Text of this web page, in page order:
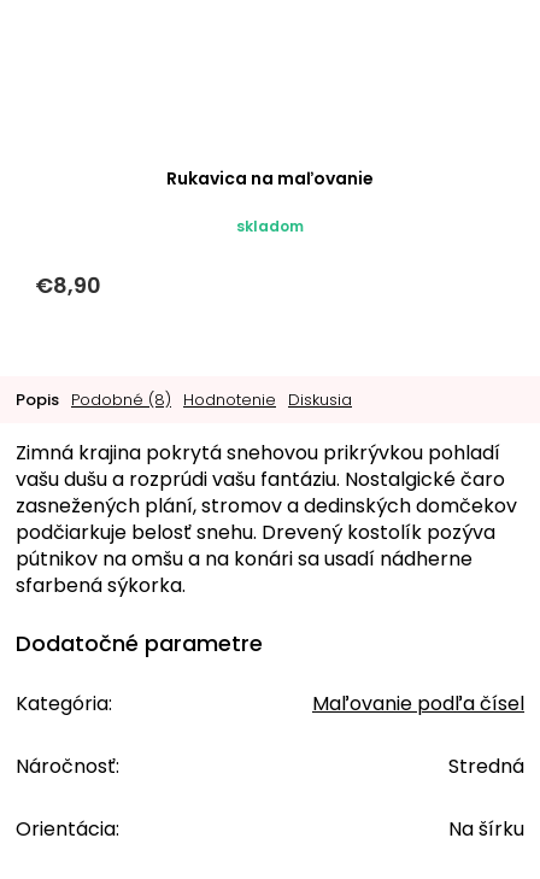
Rukavica na maľovanie
skladom
€8,90
Popis Podobné (8) Hodnotenie Diskusia
Zimná krajina pokrytá snehovou prikrývkou pohladí
vašu dušu a rozprúdi vašu fantáziu. Nostalgické čaro
zasnežených plání, stromov a dedinských domčekov
podčiarkuje belosť snehu. Drevený kostolík pozýva
pútnikov na omšu a na konári sa usadí nádherne
sfarbená sýkorka.
Dodatočné parametre
Kategória: Maľovanie podľa čísel
Náročnosť: Stredná
Orientácia: Na šírku